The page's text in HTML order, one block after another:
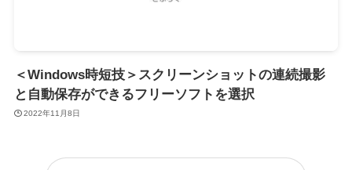
＜Windows時短技＞スクリーンショットの連続撮影
と自動保存ができるフリーソフトを選択
2022年11月8日